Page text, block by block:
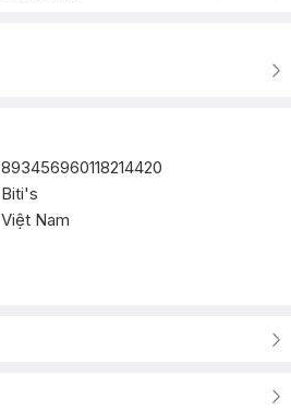
893456960118214420
Biti's
Việt Nam